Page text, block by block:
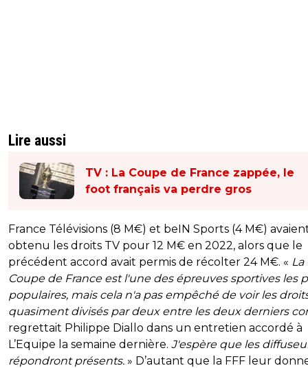
Lire aussi
TV : La Coupe de France zappée, le
foot français va perdre gros
France Télévisions (8 M€) et beIN Sports (4 M€)
obtenu les droits TV pour 12 M€ en 2022, alors que le
précédent accord avait permis de récolter 24 M€. « La
Coupe de France est l'une des épreuves sportives les
populaires, mais cela n'a pas empêché de voir les
quasiment divisés par deux entre les deux derniers
regrettait Philippe Diallo dans un entretien accordé à
L’Equipe la semaine dernière. J'espère que les
répondront présents. » D’autant que la FFF leur